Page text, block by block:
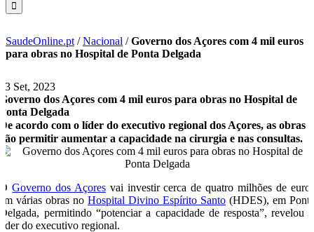
SaudeOnline.pt /Nacional /Governo dos Açores com 4 mil euros
para obras no Hospital de Ponta Delgada
13 Set, 2023
Governo dos Açores com 4 mil euros para obras no Hospital de
Ponta Delgada
De acordo com o líder do executivo regional dos Açores, as obras
vão permitir aumentar a capacidade na cirurgia e nas consultas.
OGoverno dos Açoresvai investir cerca de quatro milhões de euros
em várias obras noHospital Divino Espírito Santo(HDES), em Ponta
Delgada, permitindo “potenciar a capacidade de resposta”, revelou o
líder do executivo regional.